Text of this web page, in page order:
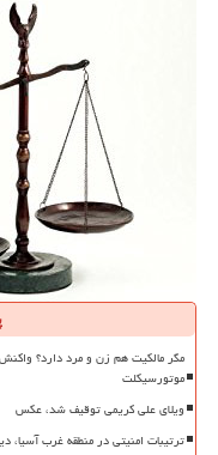
مگر مالکیت هم زن و مرد دارد؟
موتورسیکلت
ویلای علی کریمی توقیف شد، عکس
ترتیبات امنیتی در منطقه غرب آسیا،